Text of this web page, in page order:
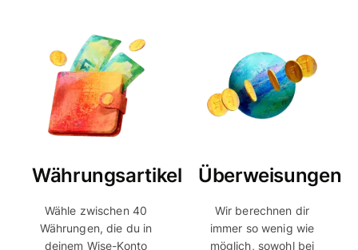
Währungsartikel
Wähle zwischen 40
Währungen, die du in
deinem Wise-Konto
Überweisungen
Wir berechnen dir
immer so wenig wie
möglich, sowohl bei